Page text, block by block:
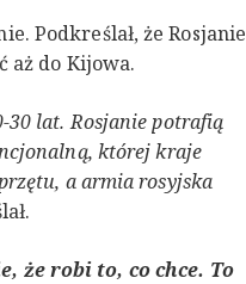
Podkreślał, że Rosjanie
aż do Kijowa.
30 lat. Rosjanie potrafią
której kraje
a armia rosyjska
że robi to, co chce. To